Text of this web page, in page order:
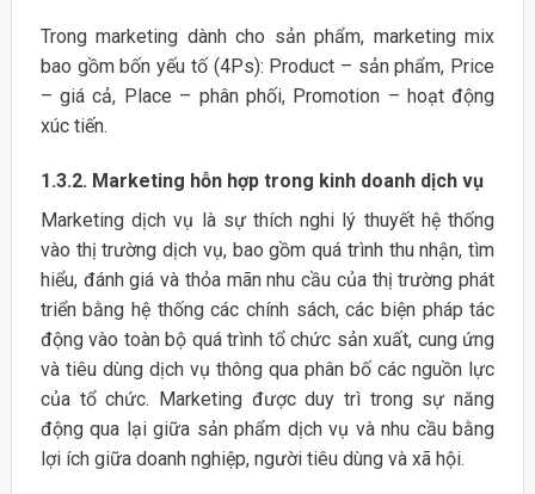
Trong marketing dành cho sản phẩm, marketing mix
bao gồm bốn yếu tố (4Ps): Product – sản phẩm, Price
– giá cả, Place – phân phối, Promotion – hoạt động
xúc tiến.
1.3.2. Marketing hỗn hợp trong kinh doanh dịch vụ
Marketing dịch vụ là sự thích nghi lý thuyết hệ thống
vào thị trường dịch vụ, bao gồm quá trình thu nhận, tìm
hiểu, đánh giá và thỏa mãn nhu cầu của thị trường phát
triển bằng hệ thống các chính sách, các biện pháp tác
động vào toàn bộ quá trình tổ chức sản xuất, cung ứng
và tiêu dùng dịch vụ thông qua phân bố các nguồn lực
của tổ chức. Marketing được duy trì trong sự năng
động qua lại giữa sản phẩm dịch vụ và nhu cầu bằng
lợi ích giữa doanh nghiệp, người tiêu dùng và xã hội.